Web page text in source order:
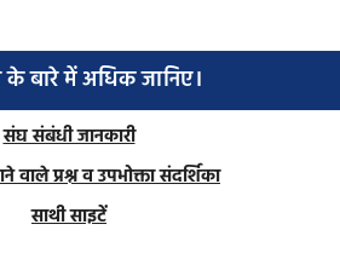
के बारे में अधिक जानिए।
संघ संबंधी जानकारी
वाले प्रश्न व उपभोक्ता संदर्शिका
साथी साइटें